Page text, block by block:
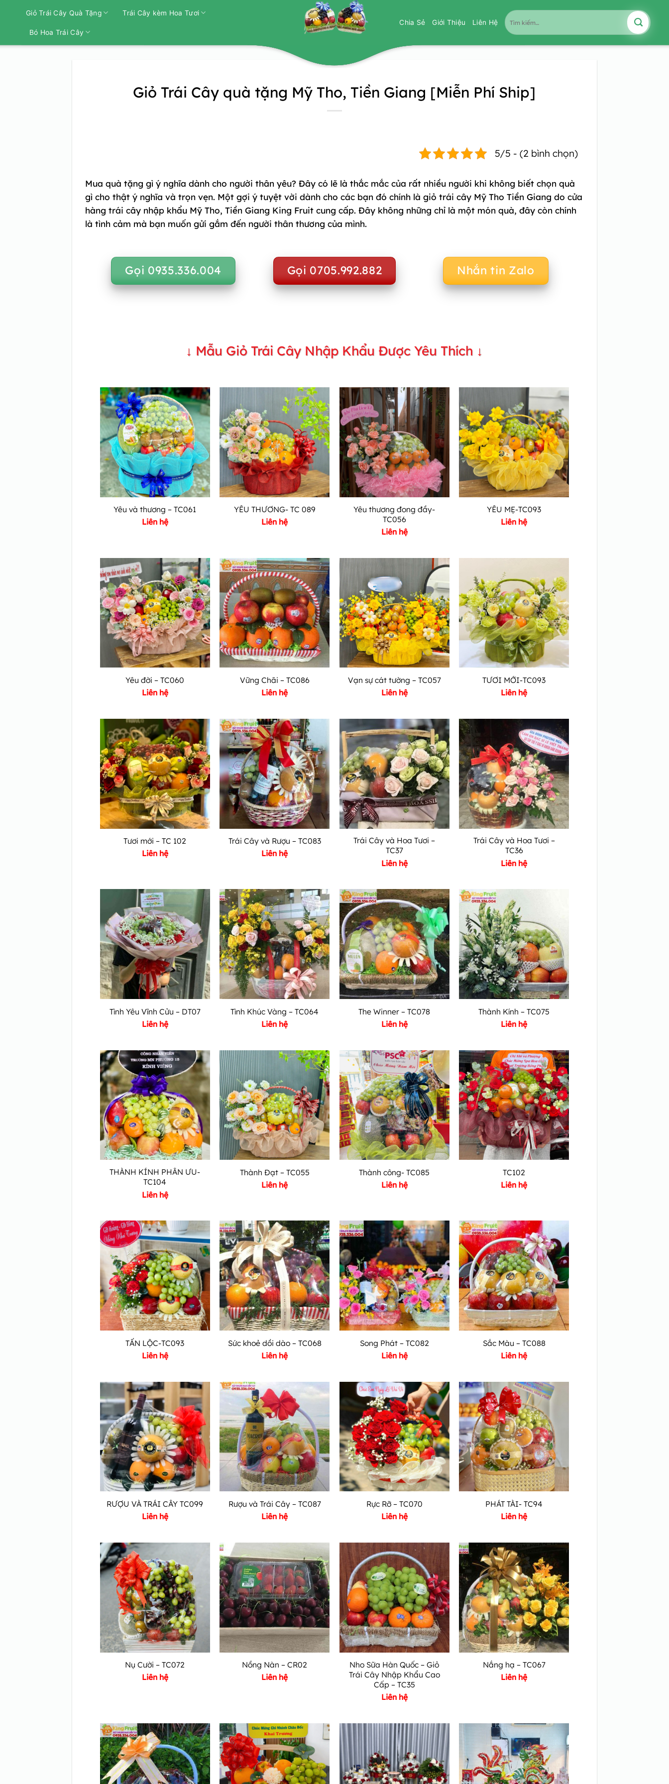
dung
Giỏ Trái Cây Quà Tặng Trái Cây kèm Hoa Tươi
Bó Hoa Trái Cây
Chia Sẻ Giới Thiệu Liên Hệ
Tìm
kiếm:
Giỏ Trái Cây quà tặng Mỹ Tho, Tiền Giang [Miễn Phí Ship]
5/5 - (2 bình chọn)
Mua quà tặng gì ý nghĩa dành cho người thân yêu? Đây có lẽ là thắc mắc của rất nhiều người khi không biết chọn quà
gì cho thật ý nghĩa và trọn vẹn. Một gợi ý tuyệt vời dành cho các bạn đó chính làgiỏ trái cây Mỹ Tho Tiền Giang do cửa
hàng trái cây nhập khẩu Mỹ Tho, Tiền Giang King Fruit cung cấp. Đây không những chỉ là một món quà, đây còn chính
là tình cảm mà bạn muốn gửi gắm đến người thân thương của mình.
Gọi 0935.336.004 Gọi 0705.992.882 Nhắn tin Zalo
↓ Mẫu Giỏ Trái Cây Nhập Khẩu Được Yêu Thích ↓
Yêu và thương – TC061
Liên hệ
YÊU THƯƠNG- TC 089
Liên hệ
Yêu thương đong đầy-
TC056
Liên hệ
YÊU MẸ-TC093
Liên hệ
Yêu đời – TC060
Liên hệ
Vững Chãi – TC086
Liên hệ
Vạn sự cát tường – TC057
Liên hệ
TƯƠI MỚI-TC093
Liên hệ
Tươi mới – TC 102
Liên hệ
Trái Cây và Rượu – TC083
Liên hệ
Trái Cây và Hoa Tươi –
TC37
Liên hệ
Trái Cây và Hoa Tươi –
TC36
Liên hệ
Tình Yêu Vĩnh Cửu – DT07
Liên hệ
Tình Khúc Vàng – TC064
Liên hệ
The Winner – TC078
Liên hệ
Thành Kính – TC075
Liên hệ
THÀNH KÍNH PHÂN ƯU-
TC104
Liên hệ
Thành Đạt – TC055
Liên hệ
Thành công- TC085
Liên hệ
TC102
Liên hệ
TẤN LỘC-TC093
Liên hệ
Sức khoẻ dồi dào – TC068
Liên hệ
Song Phát – TC082
Liên hệ
Sắc Màu – TC088
Liên hệ
RƯỢU VÀ TRÁI CÂY TC099
Liên hệ
Rượu và Trái Cây – TC087
Liên hệ
Rực Rỡ – TC070
Liên hệ
PHÁT TÀI- TC94
Liên hệ
Nụ Cười – TC072
Liên hệ
Nồng Nàn – CR02
Liên hệ
Nho Sữa Hàn Quốc – Giỏ
Trái Cây Nhập Khẩu Cao
Cấp – TC35
Liên hệ
Nắng hạ – TC067
Liên hệ